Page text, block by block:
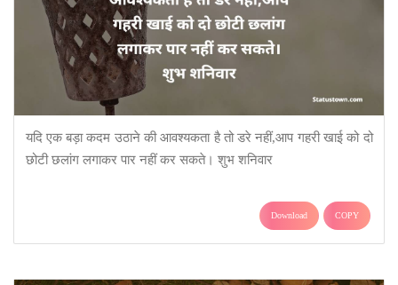
यदि एक बड़ा कदम उठाने की आवश्यकता है तो डरे नहीं,आप गहरी खाई को दो
छोटी छलांग लगाकर पार नहीं कर सकते। शुभ शनिवार
Download COPY